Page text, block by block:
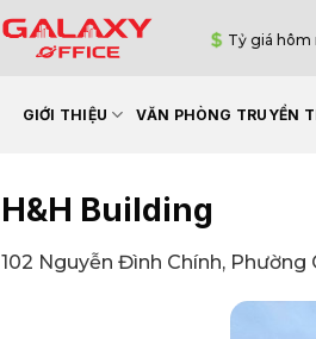
Tỷ giá hôm
GIỚI THIỆU VĂN PHÒNG TRUYỀN
H&H Building
102 Nguyễn Đình Chính, Phường